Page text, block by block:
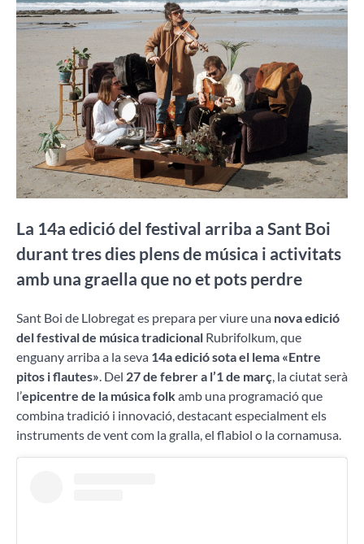
La 14a edició del festival arriba a Sant Boi
durant tres dies plens de música i activitats
amb una graella que no et pots perdre
Sant Boi de Llobregat es prepara per viure una nova edició
del festival de música tradicional Rubrifolkum, que
enguany arriba a la seva 14a edició sota el lema «Entre
pitos i flautes». Del 27 de febrer a l’1 de març, la ciutat serà
l’epicentre de la música folkamb una programació que
combina tradició i innovació, destacant especialment els
instruments de vent com la gralla, el flabiol o la cornamusa.